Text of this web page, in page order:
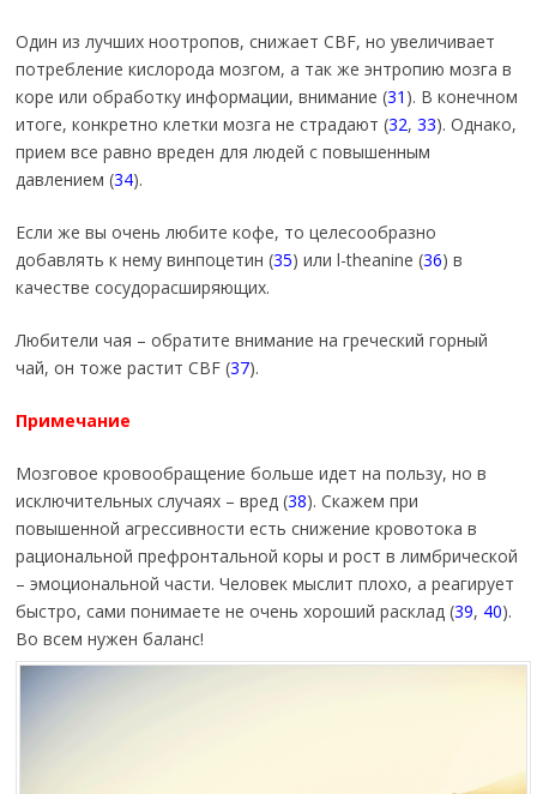
Один из лучших ноотропов, снижает CBF, но увеличивает
потребление кислорода мозгом, а так же энтропию мозга в
коре или обработку информации, внимание (31 ). В конечном
итоге, конкретно клетки мозга не страдают (32, 33). Однако,
прием все равно вреден для людей с повышенным
давлением (34).
Если же вы очень любите кофе, то целесообразно
добавлять к нему винпоцетин (35) или l-theanine (36) в
качестве сосудорасширяющих.
Любители чая – обратите внимание на греческий горный
чай, он тоже растит CBF (37).
Примечание
Мозговое кровообращение больше идет на пользу, но в
исключительных случаях – вред (38). Скажем при
повышенной агрессивности есть снижение кровотока в
рациональной префронтальной коры и рост в лимбрической
– эмоциональной части. Человек мыслит плохо, а реагирует
быстро, сами понимаете не очень хороший расклад (39, 40).
Во всем нужен баланс!